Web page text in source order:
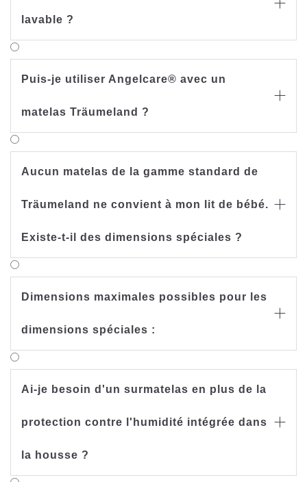
lavable ?

Puis-je utiliser Angelcare® avec un
matelas Träumeland ?

Aucun matelas de la gamme standard de
Träumeland ne convient à mon lit de bébé.
Existe-t-il des dimensions spéciales ?

Dimensions maximales possibles pour les
dimensions spéciales :

Ai-je besoin d'un surmatelas en plus de la
protection contre l'humidité intégrée dans
la housse ?
